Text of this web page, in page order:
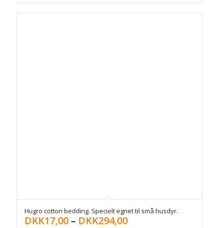
Hugro cotton bedding. Specielt egnet til små husdyr.
DKK17,00– DKK294,00